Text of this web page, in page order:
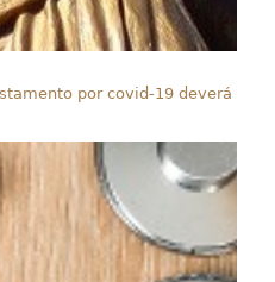
por covid-19 deverá